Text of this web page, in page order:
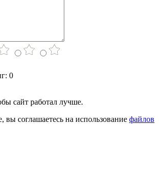
0
сайт работал лучше.
вы соглашаетесь на использование файлов